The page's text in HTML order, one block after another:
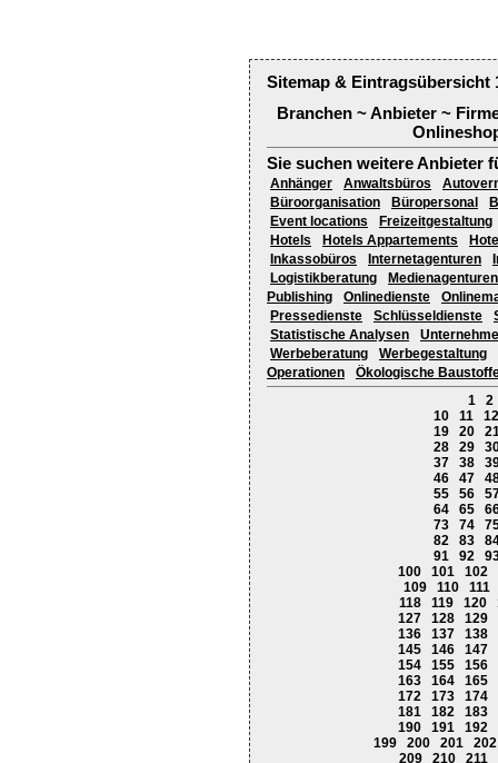
Sitemap & Eintragsübersicht
Branchen ~ Anbieter ~
Sie suchen weitere Anbieter
Anhänger Anwaltsbüros
Büroorganisation
Büropersonal
Event locations
Freizeitgestaltung
Hotels
Hotels Appartements
Inkassobüros
Internetagenturen
Logistikberatung
Medienagenturen
Publishing
Onlinedienste
Pressedienste
Schlüsseldienste
Statistische Analysen
Werbeberatung
Werbegestaltung
Operationen
Ökologische
1
2
10
11
12
19
20
28
29
37
38
46
47
55
56
64
65
73
74
82
83
91
92
100
101
102
109
110
111
118
119 120
127
128
129
136
137
138
145
146
147
154
155
156
163
164
165
172
173
174
181
182
183
190
191
192
199
200 201
202
209
210 211